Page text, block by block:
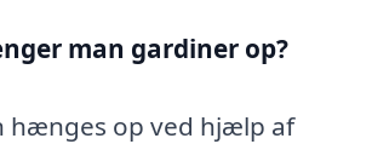
man gardiner op?
hænges op ved hjælp af